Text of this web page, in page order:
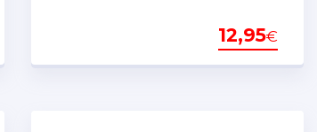
12,95€